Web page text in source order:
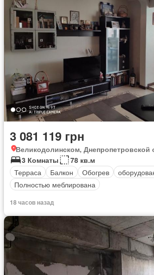
3 081 119 грн
Великодолинском, Днепропетровской
3 Комнаты
78 кв.м
Терраса
Балкон Обогрев
Полностью меблирована
18 часов назад